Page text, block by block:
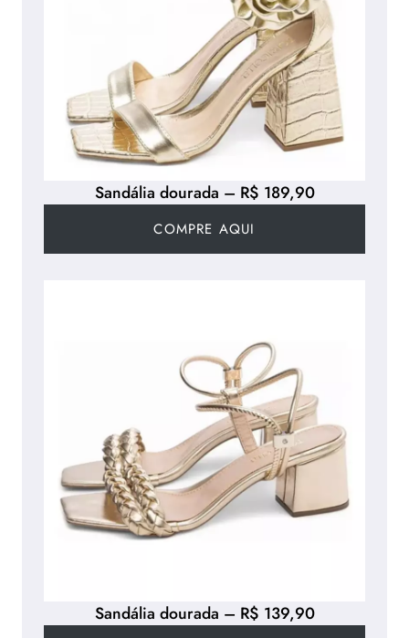
Sandália dourada – R$ 189,90
COMPRE AQUI
Sandália dourada – R$ 139,90